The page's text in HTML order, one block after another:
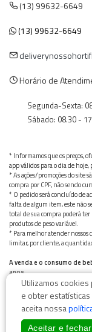
(13) 99632-6649
(13) 99632-6649
Horário de
Segunda-Sexta:
Sábado: 08.30 -
* Informamos que os preços,
app válidos para o dia de hoje,
* As ações/promoções do site
compra por CPF, não sendo
* O pedido será concluído de
falta de algum item, este não
total de sua compra poderá ter
produtos de peso variável.
* Para melhor atender nossos
limitar, por cliente, a
A venda e o consumo de
anos.
Bebida alcoólica pode causar
Beba com moderação
Utilizamos
e obter
aceita nossa
Aceitar e fechar